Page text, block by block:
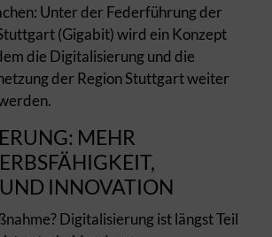
Unter der Federführung der
(Gigabit) wird ein Konzept
die Digitalisierung und die
der Region Stuttgart weiter
MEHR
INNOVATION
Digitalisierung ist längst Teil